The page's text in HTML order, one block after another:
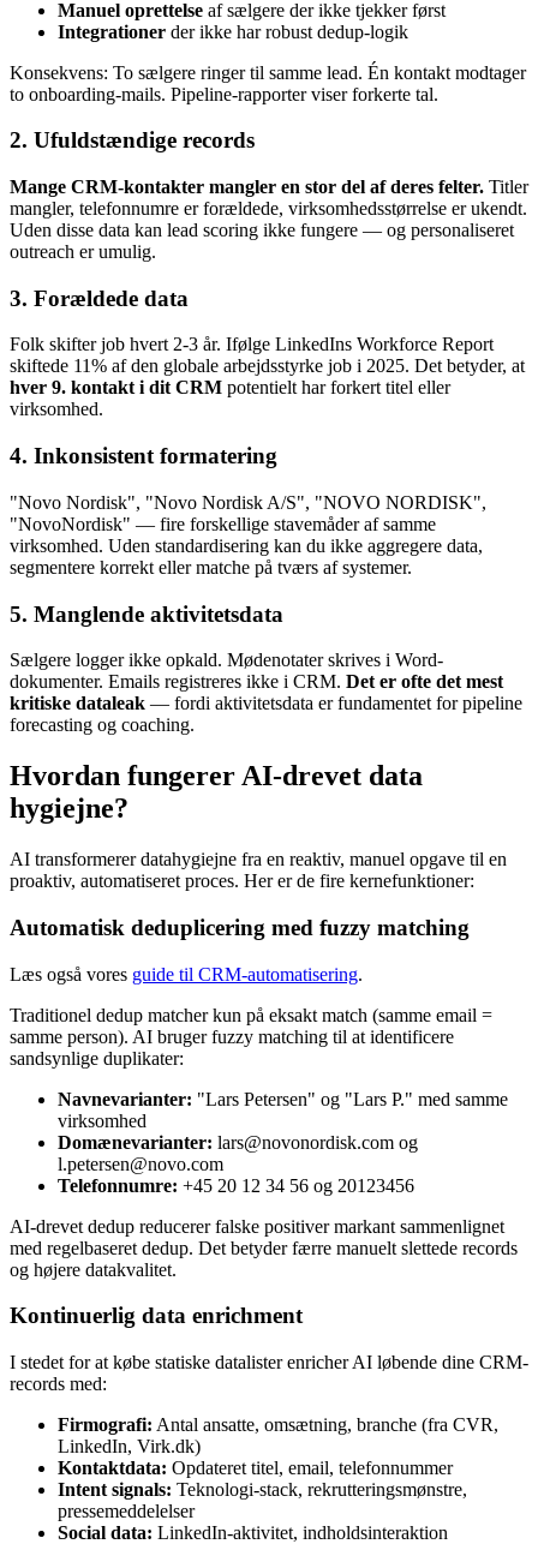
Manuel oprettelse af sælgere der ikke tjekker først
Integrationer der ikke har robust dedup-logik
Konsekvens: To sælgere ringer til samme lead. Én kontakt modtager
to onboarding-mails. Pipeline-rapporter viser forkerte tal.
2. Ufuldstændige records
Mange CRM-kontakter mangler en stor del af deres felter. Titler
mangler, telefonnumre er forældede, virksomhedsstørrelse er ukendt.
Uden disse data kan lead scoring ikke fungere — og personaliseret
outreach er umulig.
3. Forældede data
Folk skifter job hvert 2-3 år. Ifølge LinkedIns Workforce Report
skiftede 11% af den globale arbejdsstyrke job i 2025. Det betyder, at
hver 9. kontakt i dit CRM potentielt har forkert titel eller
virksomhed.
4. Inkonsistent formatering
"Novo Nordisk", "Novo Nordisk A/S", "NOVO NORDISK",
"NovoNordisk" — fire forskellige stavemåder af samme
virksomhed. Uden standardisering kan du ikke aggregere data,
segmentere korrekt eller matche på tværs af systemer.
5. Manglende aktivitetsdata
Sælgere logger ikke opkald. Mødenotater skrives i Word-
dokumenter. Emails registreres ikke i CRM. Det er ofte det mest
kritiske dataleak — fordi aktivitetsdata er fundamentet for pipeline
forecasting og coaching.
Hvordan fungerer AI-drevet data
hygiejne?
AI transformerer datahygiejne fra en reaktiv, manuel opgave til en
proaktiv, automatiseret proces. Her er de fire kernefunktioner:
Automatisk deduplicering med fuzzy matching
Læs også vores guide til CRM-automatisering.
Traditionel dedup matcher kun på eksakt match (samme email =
samme person). AI bruger fuzzy matching til at identificere
sandsynlige duplikater:
Navnevarianter: "Lars Petersen" og "Lars P." med samme
virksomhed
Domænevarianter: lars@novonordisk.com og
l.petersen@novo.com
Telefonnumre: +45 20 12 34 56 og 20123456
AI-drevet dedup reducerer falske positiver markant sammenlignet
med regelbaseret dedup. Det betyder færre manuelt slettede records
og højere datakvalitet.
Kontinuerlig data enrichment
I stedet for at købe statiske datalister enricher AI løbende dine CRM-
records med:
Firmografi: Antal ansatte, omsætning, branche (fra CVR,
LinkedIn, Virk.dk)
Kontaktdata: Opdateret titel, email, telefonnummer
Intent signals: Teknologi-stack, rekrutteringsmønstre,
pressemeddelelser
Social data: LinkedIn-aktivitet, indholdsinteraktion